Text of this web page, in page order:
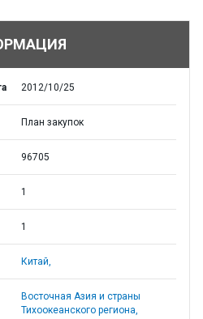
2012/10/25
План закупок
96705
1
1
Китай,
Восточная Азия и страны
Тихоокеанского региона,